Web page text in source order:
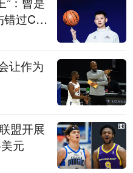
过CB
让作为
盟开展
元